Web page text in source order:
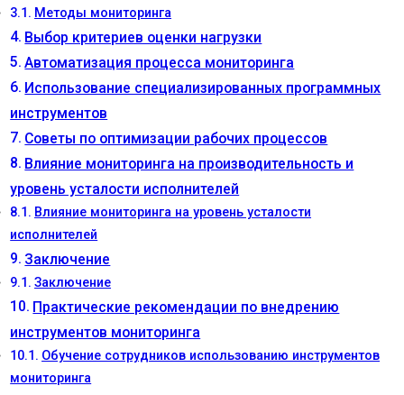
Методы мониторинга
Выбор критериев оценки нагрузки
Автоматизация процесса мониторинга
Использование специализированных программных
инструментов
Советы по оптимизации рабочих процессов
Влияние мониторинга на производительность и
уровень усталости исполнителей
Влияние мониторинга на уровень усталости
исполнителей
Заключение
Заключение
Практические рекомендации по внедрению
инструментов мониторинга
Обучение сотрудников использованию инструментов
мониторинга